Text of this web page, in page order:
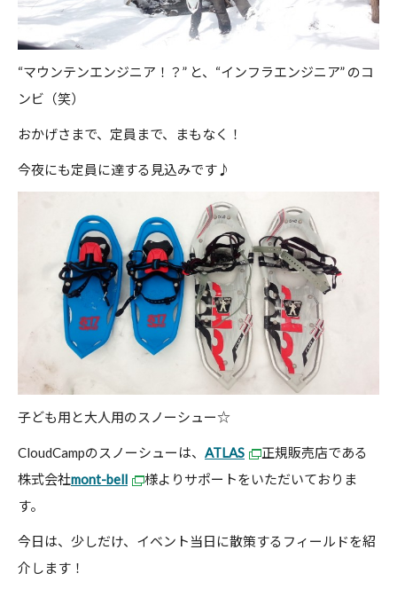
“マウンテンエンジニア！？” と、“インフラエンジニア” のコ
ンビ（笑）
おかげさまで、定員まで、まもなく！
今夜にも定員に達する見込みです♪
子ども用と大人用のスノーシュー☆
CloudCampのスノーシューは、 ATLAS
正規販売店である
株式会社mont-bell
様よりサポートをいただいておりま
す。
今日は、少しだけ、イベント当日に散策するフィールドを紹
介します！